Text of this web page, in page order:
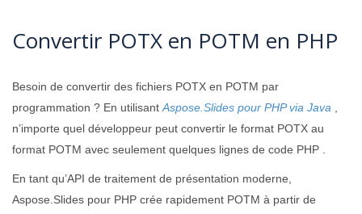
Convertir POTX en POTM en PHP
Besoin de convertir des fichiers POTX en POTM par
programmation ? En utilisant Aspose.Slides pour PHP via Java
n’importe quel développeur peut convertir le format POTX au
format POTM avec seulement quelques lignes de code PHP .
En tant qu’API de traitement de présentation moderne,
Aspose.Slides pour PHP crée rapidement POTM à partir de